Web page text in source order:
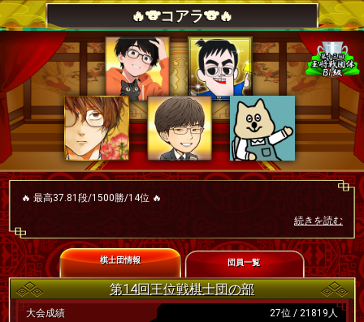
🔥🐨コアラ🐨🔥
🔥 最高37.81段/1500勝/14位 🔥
🐨A級を目標としているので、棋士団戦中は、なるべくたくさん対局して
ください。
🐨基本除名はしませんが、棋士団戦中に段位取れなかった場合、予告なし
に入れ替えさせて頂くことがあります。(何か事情があって指せない場
合、掲示板に書いていただければ大丈夫です。)
続きを読む
棋士団情報 団員一覧
第14回王位戦棋士団の部
大会成績
27位 / 21819人